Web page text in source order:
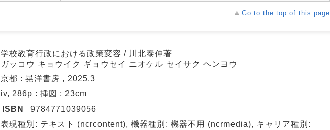
Go to the top of this page
学校教育行政における政策変容 / 川北泰伸著
ガッコウ キョウイク ギョウセイ ニオケル セイサク ヘンヨウ
京都 : 晃洋書房 , 2025.3
iv, 286p : 挿図 ; 23cm
ISBN
9784771039056
表現種別: テキスト (ncrcontent), 機器種別: 機器不用 (ncrmedia), キャリア種別: